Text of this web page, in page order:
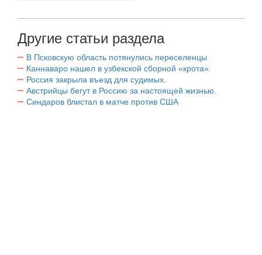
Другие статьи раздела
В Псковскую область потянулись переселенцы
Каннаваро нашел в узбекской сборной «крота».
Россия закрыла въезд для судимых.
Австрийцы бегут в Россию за настоящей жизнью.
Синдаров блистал в матче против США